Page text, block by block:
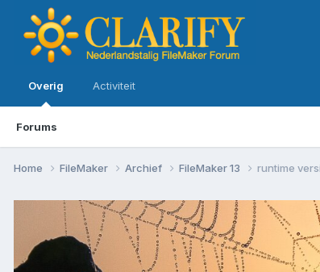
Overig
Forums
Activiteit
Home FileMaker Archief FileMaker 13 runtime